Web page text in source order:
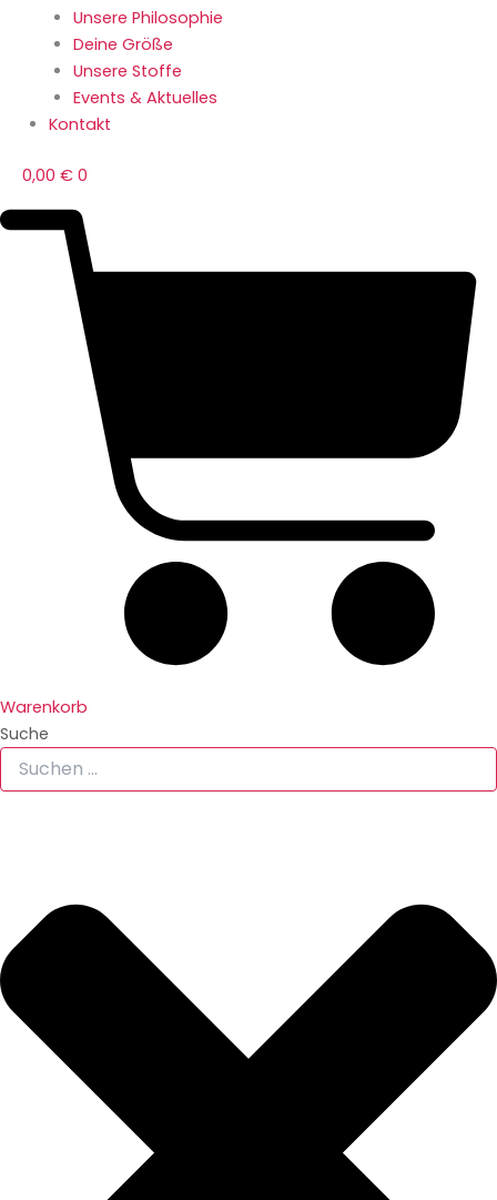
Unsere Philosophie
Deine Größe
Unsere Stoffe
Events & Aktuelles
Kontakt
0,00 € 0
Warenkorb
Suche